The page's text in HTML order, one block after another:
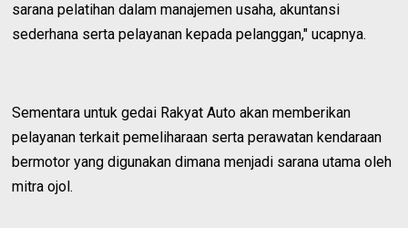
sarana pelatihan dalam manajemen usaha, akuntansi
sederhana serta pelayanan kepada pelanggan," ucapnya.
Sementara untuk gedai Rakyat Auto akan memberikan
pelayanan terkait pemeliharaan serta perawatan kendaraan
bermotor yang digunakan dimana menjadi sarana utama oleh
mitra ojol.